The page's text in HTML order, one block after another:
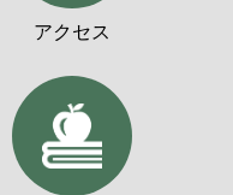
アクセス